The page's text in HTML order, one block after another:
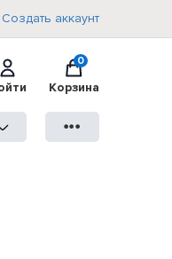
Создать аккаунт
0
Корзина
●●●